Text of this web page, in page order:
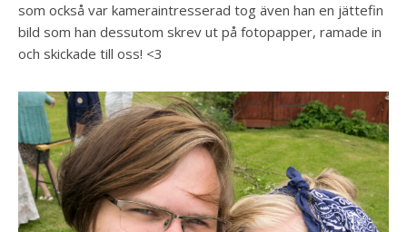
som också var kameraintresserad tog även han en jättefin
bild som han dessutom skrev ut på fotopapper, ramade in
och skickade till oss! <3